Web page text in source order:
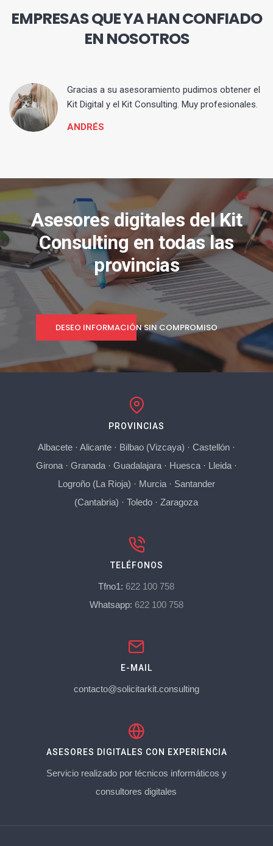
EMPRESAS QUE YA HAN CONFIADO
EN NOSOTROS
Gracias a su asesoramiento pudimos obtener el
Kit Digital y el Kit Consulting. Muy profesionales.
ANDRÉS
Asesores digitales del Kit
Consulting en todas las
provincias
DESEO INFORMACIÓN SIN COMPROMISO
PROVINCIAS
Albacete· Alicante· Bilbao (Vizcaya) · Castellón·
Girona· Granada· Guadalajara· Huesca· Lleida·
Logroño (La Rioja) · Murcia· Santander
(Cantabria) ·Toledo ·Zaragoza
TELÉFONOS
Tfno1: 622 100 758
Whatsapp: 622 100 758
E-MAIL
contacto@solicitarkit.consulting
ASESORES DIGITALES CON EXPERIENCIA
Servicio realizado por técnicos informáticos y
consultores digitales